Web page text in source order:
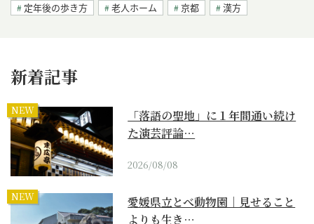
定年後の歩き方
老人ホーム 京都 漢方
新着記事
NEW
「落語の聖地」に１年間通い続け
た演芸評論…
2026/08/08
NEW
愛媛県立とべ動物園｜見せること
よりも生き…